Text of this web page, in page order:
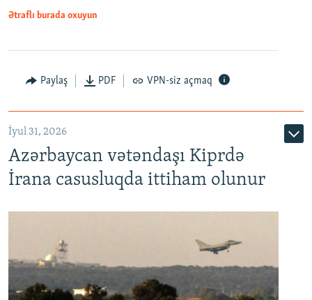
Ətraflı burada oxuyun
Paylaş PDF VPN-siz açmaq
İyul 31, 2026
Azərbaycan vətəndaşı Kiprdə
İrana casusluqda ittiham olunur